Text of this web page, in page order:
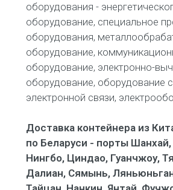
оборудования -
оборудование, специальное
оборудования,
оборудование,
оборудование, электронно-
оборудование, оборудование
электронной связи,
Доставка контейнера из
по Беларуси - порты
Нингбо, Циндао, Гуанчжоу,
Далиан, Сямынь,